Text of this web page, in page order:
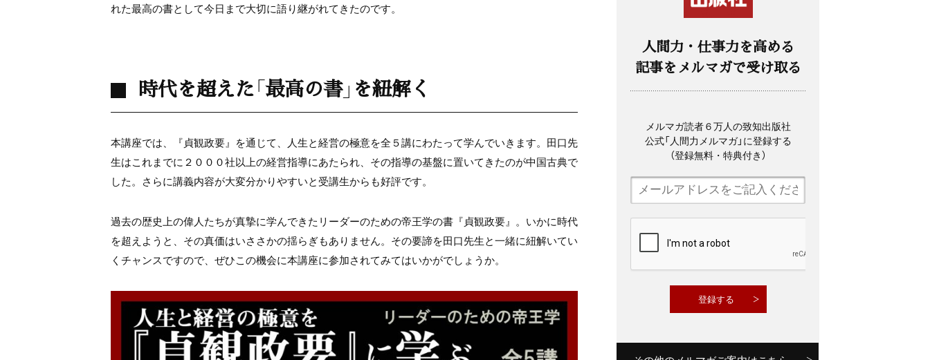
れた最高の書として今日まで大切に語り継がれてきたのです。
時代を超えた「最高の書」を紐解く
本講座では、『貞観政要』を通じて、人生と経営の極意を全５講にわたって学んでいきます。田口先
生はこれまでに２０００社以上の経営指導にあたられ、その指導の基盤に置いてきたのが中国古典で
した。さらに講義内容が大変分かりやすいと受講生からも好評です。
過去の歴史上の偉人たちが真摯に学んできたリーダーのための帝王学の書『貞観政要』。いかに時代
を超えようと、その真価はいささかの揺らぎもありません。その要諦を田口先生と一緒に紐解いてい
くチャンスですので、ぜひこの機会に本講座に参加されてみてはいかがでしょうか。
人間力・仕事力を高める
記事をメルマガで受け取る
メルマガ読者６万人の致知出版社
公式「人間力メルマガ」に登録する
（登録無料・特典付き）